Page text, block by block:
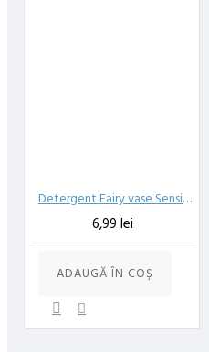
Detergent Fairy vase Sensitive Chamomile Vitamina E 450ml
6,99 lei
ADAUGĂ ÎN COŞ